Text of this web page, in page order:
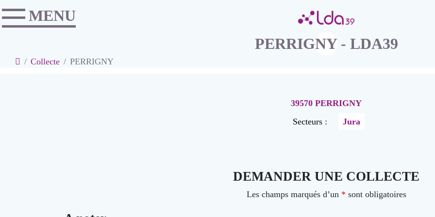
Accéder au contenu
MENU
PERRIGNY - LDA39
AccueilCollecte PERRIGNY
39570 PERRIGNY
Secteurs :
Jura
DEMANDER UNE COLLECTE
Les champs marqués d’un * sont obligatoires